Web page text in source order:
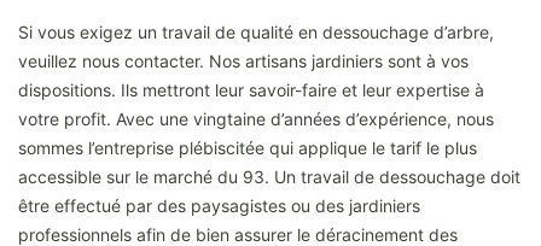
Si vous exigez un travail de qualité en dessouchage d’arbre,
veuillez nous contacter. Nos artisans jardiniers sont à vos
dispositions. Ils mettront leur savoir-faire et leur expertise à
votre profit. Avec une vingtaine d’années d’expérience, nous
sommes l’entreprise plébiscitée qui applique le tarif le plus
accessible sur le marché du 93. Un travail de dessouchage doit
être effectué par des paysagistes ou des jardiniers
professionnels afin de bien assurer le déracinement des